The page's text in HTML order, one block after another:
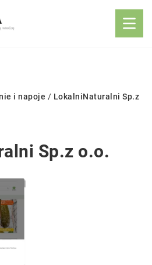
i napoje / LokalniNaturalni Sp.z
Sp.z o.o.